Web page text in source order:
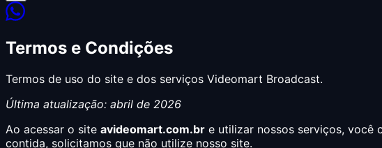
Termos e Condições
Termos de uso do site e dos serviços Videomart Broadcast.
Última atualização: abril de 2026
Ao acessar o site avideomart.com.br e utilizar nossos serviços, você
contida, solicitamos que não utilize nosso site.